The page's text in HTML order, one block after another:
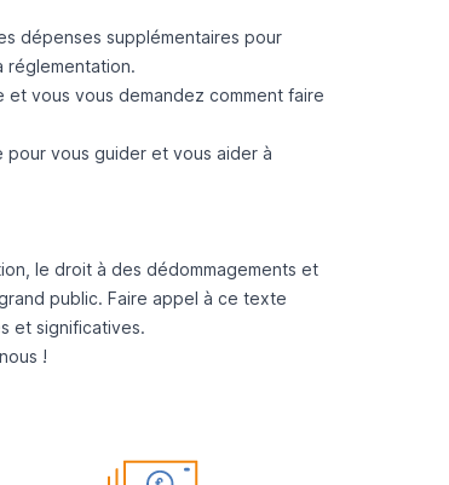
dépenses supplémentaires pour
réglementation.
vous vous demandez comment faire
vous guider et vous aider à
le droit à des dédommagements et
public. Faire appel à ce texte
et significatives.
!